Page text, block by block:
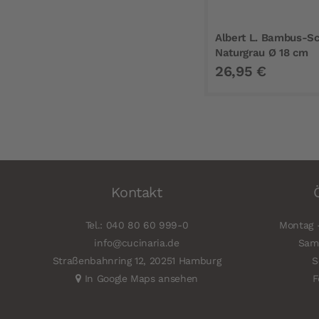
Albert L. Bambus-
Naturgrau Ø 18 cm
26,95 €
Kontakt
Tel.: 040 80 60 999-0
info@cucinaria.de
Straßenbahnring 12, 20251 Hamburg
In Google Maps ansehen
Montag